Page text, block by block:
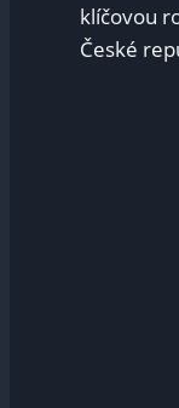
klíčovou
České